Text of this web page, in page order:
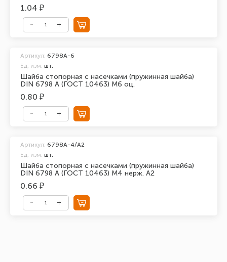
1.04 ₽
Шайба стопорная с насечками (пружинная шайба)
DIN 6798 A (ГОСТ 10463) М6 оц.
Артикул: 6798A-6
Ед. изм. шт.
0.80 ₽
Шайба стопорная с насечками (пружинная шайба)
DIN 6798 A (ГОСТ 10463) М4 нерж. А2
Артикул: 6798A-4/А2
Ед. изм. шт.
0.66 ₽